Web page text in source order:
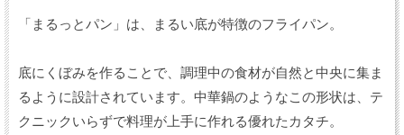
「まるっとパン」は、まるい底が特徴のフライパン。
底にくぼみを作ることで、調理中の食材が自然と中央に集ま
るように設計されています。中華鍋のようなこの形状は、テ
クニックいらずで料理が上手に作れる優れたカタチ。